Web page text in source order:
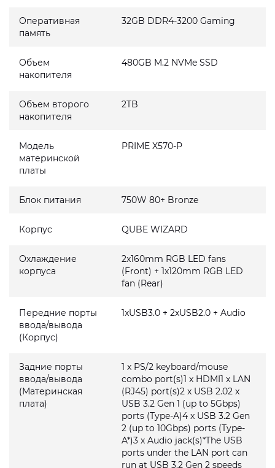
Оперативная
память
32GB DDR4-3200 Gaming
Объем
накопителя
480GB M.2 NVMe SSD
Объем второго
накопителя
2TB
Модель
материнской
платы
PRIME X570-P
Блок питания 750W 80+ Bronze
Корпус QUBE WIZARD
Охлаждение
корпуса
2x160mm RGB LED fans
(Front) + 1x120mm RGB LED
fan (Rear)
Передние порты
ввода/вывода
(Корпус)
1xUSB3.0 + 2xUSB2.0 + Audio
Задние порты
ввода/вывода
(Материнская
плата)
1 x PS/2 keyboard/mouse
combo port(s)1 x HDMI1 x LAN
(RJ45) port(s)2 x USB 2.02 x
USB 3.2 Gen 1 (up to 5Gbps)
ports (Type-A)4 x USB 3.2 Gen
2 (up to 10Gbps) ports (Type-
A*)3 x Audio jack(s)*The USB
ports under the LAN port can
run at USB 3.2 Gen 2 speeds